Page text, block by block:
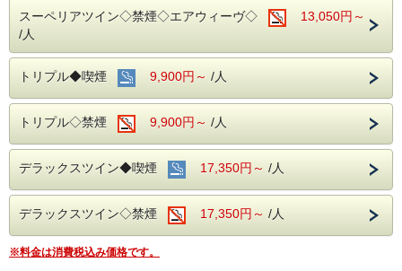
スーペリアツイン◇禁煙◇エアウィーヴ◇
13,050円～
/人
トリプル◆喫煙 9,900円～ /人
トリプル◇禁煙 9,900円～ /人
デラックスツイン◆喫煙 17,350円～ /人
デラックスツイン◇禁煙 17,350円～ /人
※料金は消費税込み価格です。